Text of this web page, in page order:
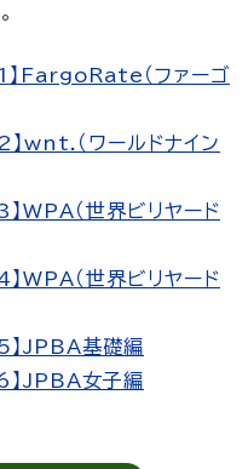
】FargoRate（ファーゴ
】wnt.（ワールドナイン
WPA（世界ビリヤード
WPA（世界ビリヤード
】JPBA基礎編
】JPBA女子編